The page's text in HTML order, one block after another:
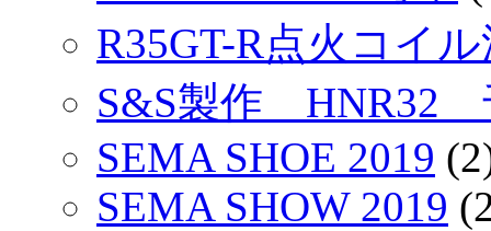
R35GT-R点火コイ
S&S製作 HNR32
SEMA SHOE 2019
SEMA SHOW 2019